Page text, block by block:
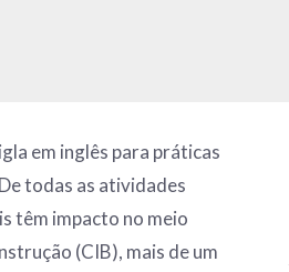
em inglês para práticas
todas as atividades
têm impacto no meio
(CIB), mais de um